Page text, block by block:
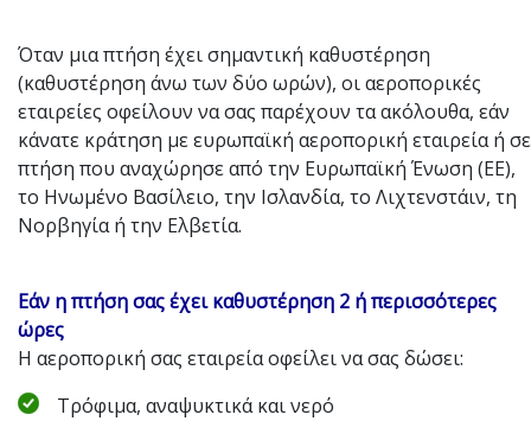
Όταν μια πτήση έχει σημαντική καθυστέρηση
(καθυστέρηση άνω των δύο ωρών), οι αεροπορικές
εταιρείες οφείλουν να σας παρέχουν τα ακόλουθα, εάν
κάνατε κράτηση με ευρωπαϊκή αεροπορική εταιρεία ή σε
πτήση που αναχώρησε από την Ευρωπαϊκή Ένωση (ΕΕ),
το Ηνωμένο Βασίλειο, την Ισλανδία, το Λιχτενστάιν, τη
Νορβηγία ή την Ελβετία.
Εάν η πτήση σας έχει καθυστέρηση 2 ή περισσότερες
ώρες
Η αεροπορική σας εταιρεία οφείλει να σας δώσει:
Τρόφιμα, αναψυκτικά και νερό